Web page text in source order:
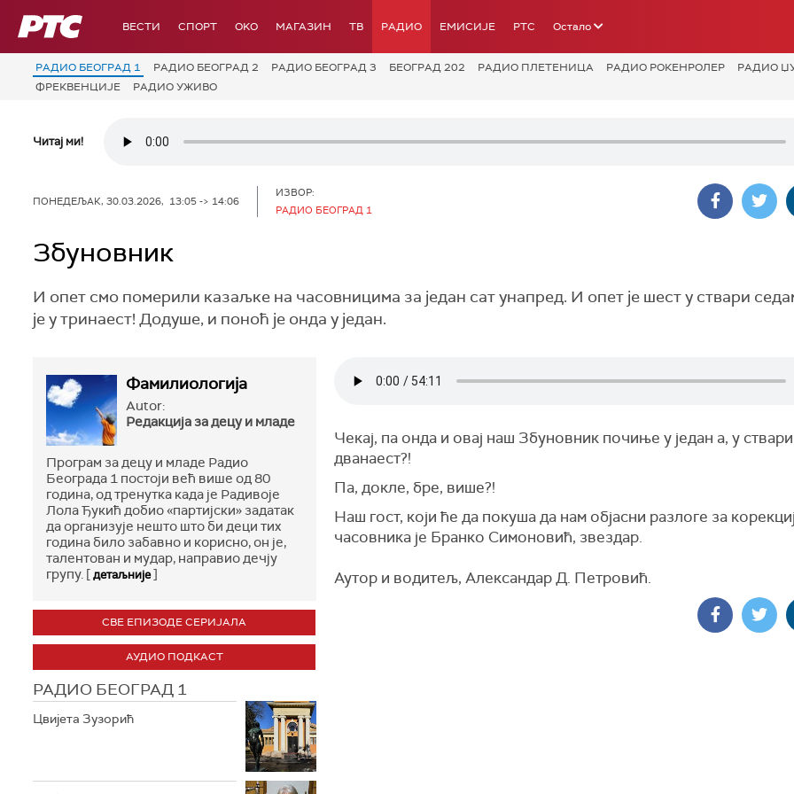
РТС ВЕСТИ СПОРТ OKO МАГАЗИН ТВ РАДИО ЕМИСИЈЕ РТС Остало
РАДИО БЕОГРАД 1 РАДИО БЕОГРАД 2 РАДИО БЕОГРАД 3 БЕОГРАД 202 РАДИО ПЛЕТЕНИЦА РАДИО РОКЕНРОЛЕР
РАДИО
ФРЕКВЕНЦИЈЕ
РАДИО УЖИВО
Читај ми!
ПОНЕДЕЉАК, 30.03.2026, 13:05 -> 14:06
ИЗВОР:
РАДИО БЕОГРАД 1
Збуновник
И опет смо померили казаљке на часовницима за један сат унапред. И опет је шест у ствари
је у тринаест! Додуше, и поноћ је онда у један.
Фамилиологија
Autor:
Редакција за децу и младе
Програм за децу и младе Радио
Београда 1 постоји већ више од 80
година, од тренутка када је Радивоје
Лола Ђукић добио «партијски» задатак
да организује нешто што би деци тих
година било забавно и корисно, он је,
талентован и мудар, направио дечју
групу. [детаљније]
СВЕ ЕПИЗОДЕ СЕРИЈАЛА
АУДИО ПОДКАСТ
РАДИО БЕОГРАД 1
Цвијета Зузорић
Чекај, па онда и овај наш Збуновник почиње у један а, у
дванаест?!
Па, докле, бре, више?!
Наш гост, који ће да покуша да нам објасни разлоге за
часовника је Бранко Симоновић, звездар.
Аутор и водитељ, Александар Д. Петровић.